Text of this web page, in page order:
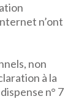
n’ont
non
à la
n° 7